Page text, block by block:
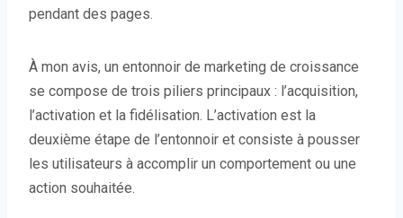
pendant des pages.
À mon avis, un entonnoir de marketing de croissance
se compose de trois piliers principaux : l’acquisition,
l’activation et la fidélisation. L’activation est la
deuxième étape de l’entonnoir et consiste à pousser
les utilisateurs à accomplir un comportement ou une
action souhaitée.